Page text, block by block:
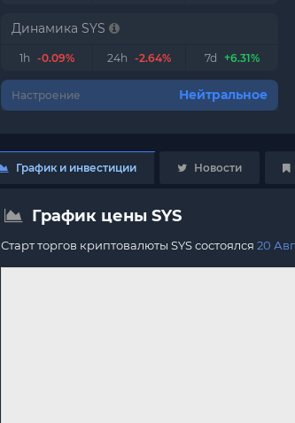
Динамика SYS
1h -0.09% 24h -2.64% 7d +6.31%
Настроение Нейтральное
График и инвестиции Новости
График цены SYS
Старт торгов криптовалюты SYS состоялся 20